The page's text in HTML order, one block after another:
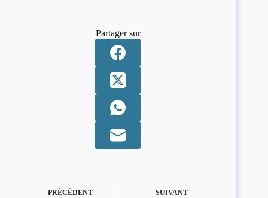
Partager sur
PRÉCÉDENT SUIVANT